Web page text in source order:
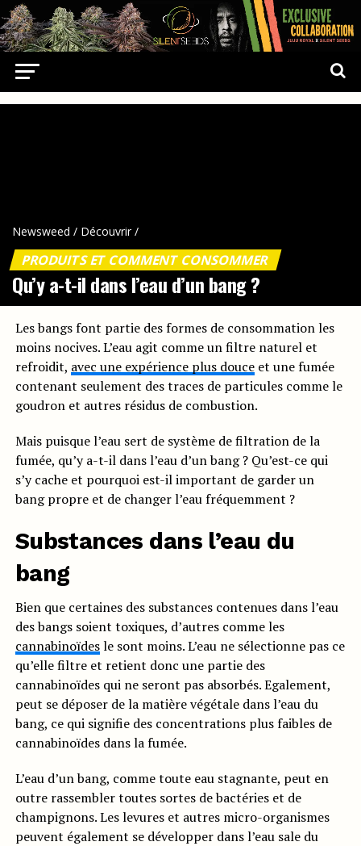
Newsweed / Découvrir /
PRODUITS ET COMMENT CONSOMMER
Qu’y a-t-il dans l’eau d’un bang ?
Les bangs font partie des formes de consommation les
moins nocives. L’eau agit comme un filtre naturel et
refroidit, avec une expérience plus douceet une fumée
contenant seulement des traces de particules comme le
goudron et autres résidus de combustion.
Mais puisque l’eau sert de système de filtration de la
fumée, qu’y a-t-il dans l’eau d’un bang ? Qu’est-ce qui
s’y cache et pourquoi est-il important de garder un
bang propre et de changer l’eau fréquemment ?
Substances dans l’eau du
bang
Bien que certaines des substances contenues dans l’eau
des bangs soient toxiques, d’autres comme les
cannabinoïdesle sont moins. L’eau ne sélectionne pas ce
qu’elle filtre et retient donc une partie des
cannabinoïdes qui ne seront pas absorbés. Egalement,
peut se déposer de la matière végétale dans l’eau du
bang, ce qui signifie des concentrations plus faibles de
cannabinoïdes dans la fumée.
L’eau d’un bang, comme toute eau stagnante, peut en
outre rassembler toutes sortes de bactéries et de
champignons. Les levures et autres micro-organismes
peuvent également se développer dans l’eau sale du